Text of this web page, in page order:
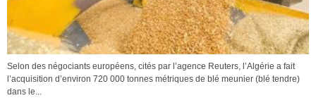
Selon des négociants européens, cités par l’agence Reuters, l’Algérie a fait
l’acquisition d’environ 720 000 tonnes métriques de blé meunier (blé tendre)
dans le...